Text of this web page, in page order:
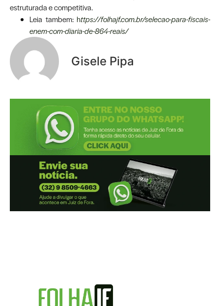
estruturada e competitiva.
Leia tambem:https://folhajf.com.br/selecao-para-fiscais-
enem-com-diaria-de-864-reais/
Gisele Pipa